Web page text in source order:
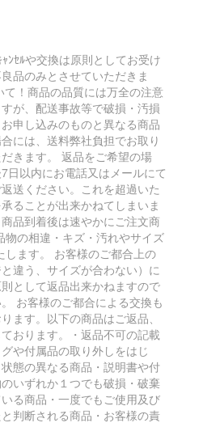
ﾝｾﾙや交換は原則としてお受け
品のみとさせていただきま
て！商品の品質には万全の注意
が、配送事故等で破損・汚損
申し込みのものと異なる商品
には、送料弊社負担でお取り
きます。 返品をご希望の場
日以内にお電話又はメールにて
送ください。これを超過いた
ることが出来かねてしまいま
品到着後は速やかにご注文商
物の相違・キズ・汚れやサイズ
します。 お客様のご都合上の
違う、サイズが合わない）に
として返品出来かねますので
お客様のご都合による交換も
ます。以下の商品はご返品、
おります。・返品不可の記載
や付属品の取り外しをはじ
態の異なる商品・説明書や付
いずれか１つでも破損・破棄
る商品・一度でもご使用及び
判断される商品・お客様の責